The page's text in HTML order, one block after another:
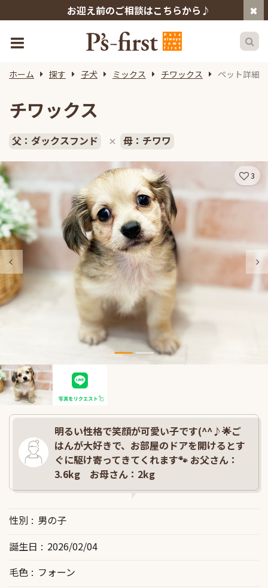
お迎え前のご相談はこちらから♪
ホーム 探す 子犬 ミックス チワックス ペット詳細
チワックス
父：ダックスフンド × 母：チワワ
3
明るい性格で笑顔が可愛い子です(^^♪🌟ご
はんが大好きで、お部屋のドアを開けるとす
ぐに駆け寄ってきてくれます🐾 お父さん：
3.6kg お母さん：2kg
性別
男の子
誕生日
2026/02/04
毛色
フォーン